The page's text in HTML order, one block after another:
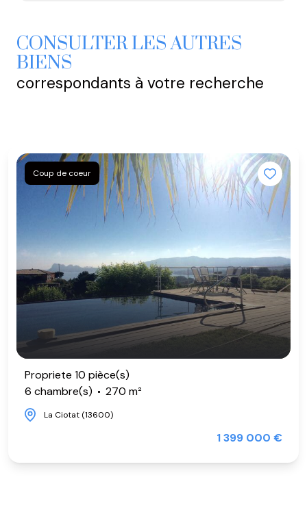
CONSULTER LES AUTRES
BIENS
correspondants à votre recherche
Coup de coeur
Propriete 10 pièce(s)
6 chambre(s)
270 m²
La Ciotat (13600)
1 399 000 €